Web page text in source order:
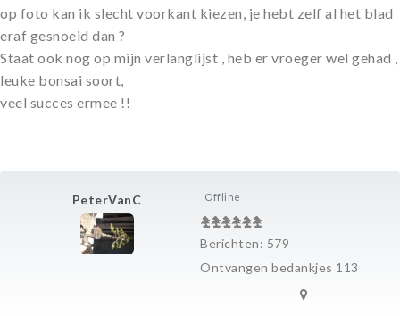
PeterVanC Offline
Berichten: 579
Ontvangen bedankjes 113
op foto kan ik slecht voorkant kiezen, je hebt zelf al het blad
eraf gesnoeid dan ?
Staat ook nog op mijn verlanglijst , heb er vroeger wel gehad ,
leuke bonsai soort,
veel succes ermee !!